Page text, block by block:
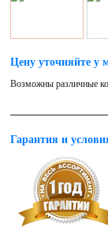
Цену уточняйте у
Возможны различные
Гарантия и